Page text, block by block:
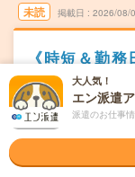
未読 掲載日 2026/08/
《時短＆勤
整理作業＊未
職種未経験OK 交
派遣
長野県
大人気！
エン派遣
派遣のお仕事